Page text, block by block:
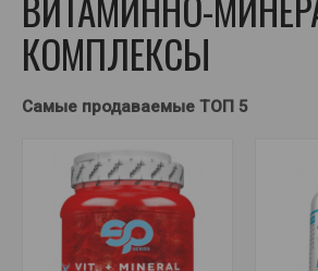
КОМПЛЕКСЫ
Самые продаваемые ТОП 5